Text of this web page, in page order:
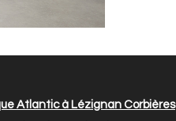
Atlantic à Lézignan Corbières